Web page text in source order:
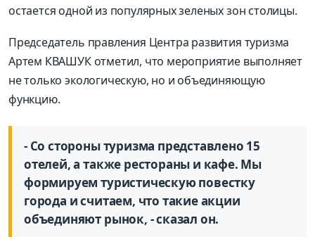
остается одной из популярных зеленых зон столицы.
Председатель правления Центра развития туризма
Артем КВАШУК отметил, что мероприятие выполняет
не только экологическую, но и объединяющую
функцию.
- Со стороны туризма представлено 15
отелей, а также рестораны и кафе. Мы
формируем туристическую повестку
города и считаем, что такие акции
объединяют рынок, - сказал он.